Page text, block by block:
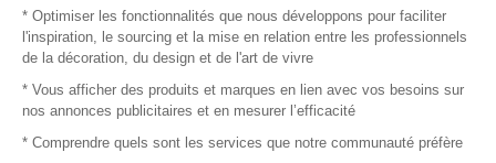
Recrutement
* Optimiser les fonctionnalités que nous développons pour faciliter
l'inspiration, le sourcing et la mise en relation entre les professionnels
de la décoration, du design et de l'art de vivre
* Vous afficher des produits et marques en lien avec vos besoins sur
nos annonces publicitaires et en mesurer l’efficacité
* Comprendre quels sont les services que notre communauté préfère